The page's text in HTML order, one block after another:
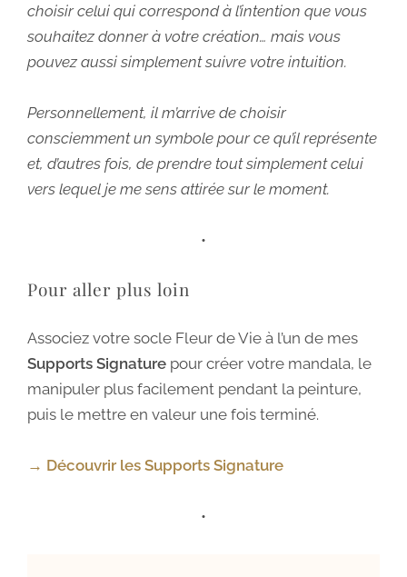
choisir celui qui correspond à l’intention que vous
souhaitez donner à votre création… mais vous
pouvez aussi simplement suivre votre intuition.
Personnellement, il m’arrive de choisir
consciemment un symbole pour ce qu’il représente
et, d’autres fois, de prendre tout simplement celui
vers lequel je me sens attirée sur le moment.
•
Pour aller plus loin
Associez votre socle Fleur de Vie à l’un de mes
Supports Signature pour créer votre mandala, le
manipuler plus facilement pendant la peinture,
puis le mettre en valeur une fois terminé.
→ Découvrir les Supports Signature
•